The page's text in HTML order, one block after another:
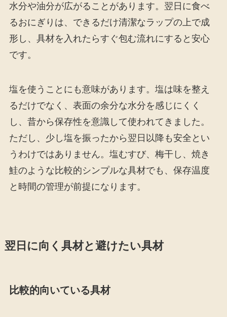
水分や油分が広がることがあります。翌日に食べ
るおにぎりは、できるだけ清潔なラップの上で成
形し、具材を入れたらすぐ包む流れにすると安心
です。
塩を使うことにも意味があります。塩は味を整え
るだけでなく、表面の余分な水分を感じにくく
し、昔から保存性を意識して使われてきました。
ただし、少し塩を振ったから翌日以降も安全とい
うわけではありません。塩むすび、梅干し、焼き
鮭のような比較的シンプルな具材でも、保存温度
と時間の管理が前提になります。
翌日に向く具材と避けたい具材
比較的向いている具材